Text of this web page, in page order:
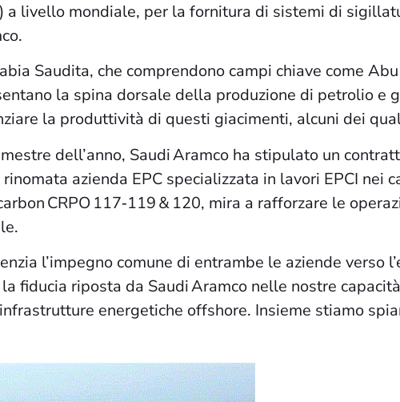
a livello mondiale, per la fornitura di sistemi di
Saudita, che comprendono campi chiave come
la spina dorsale della produzione di petrolio e
la produttività di questi giacimenti, alcuni dei
dell’anno, Saudi Aramco ha stipulato un
rinomata azienda EPC specializzata in lavori EPCI
CRPO 117‑119 & 120, mira a rafforzare le
l’impegno comune di entrambe le aziende verso
fiducia riposta da Saudi Aramco nelle nostre
energetiche offshore. Insieme stiamo